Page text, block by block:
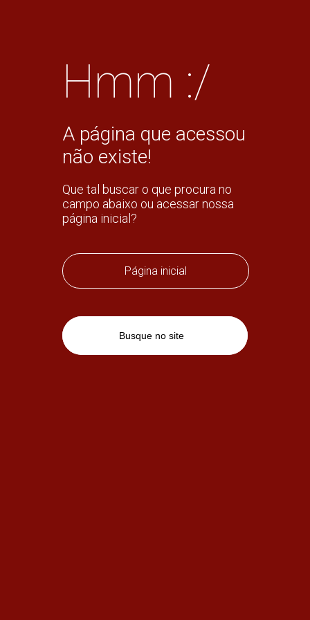
Hmm :/
A página que acessou
não existe!
Que tal buscar o que procura no
campo abaixo ou acessar nossa
página inicial?
Página inicial